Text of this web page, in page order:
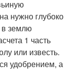
нужно глубоко
в землю
1 часть
или известь.
удобрением, а